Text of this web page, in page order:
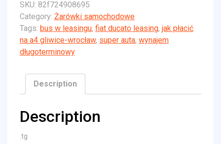
SKU: 82f724908695
Category: Żarówki samochodowe
Tags: bus w leasingu, fiat ducato leasing, jak płacić
na a4 gliwice-wrocław, super auta, wynajem
długoterminowy
Description
Description
.tg